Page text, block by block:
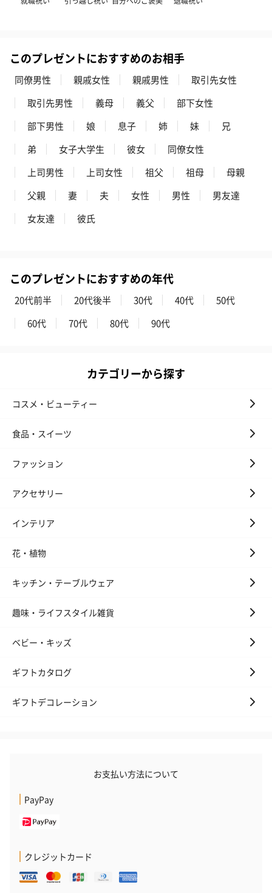
このプレゼントにおすすめのお相手
同僚男性 親戚女性 親戚男性
取引先女性
取引先男性
義母 義父
部下女性
部下男性
娘 息子 姉 妹
兄
弟
女子大学生 彼女
同僚女性
上司男性
上司女性 祖父 祖母
母親
父親
妻 夫 女性 男性
男友達
女友達
彼氏
このプレゼントにおすすめの年代
20代前半 20代後半 30代 40代
50代
60代
70代 80代 90代
カテゴリーから探す
コスメ・ビューティー
食品・スイーツ
ファッション
アクセサリー
インテリア
花・植物
キッチン・テーブルウェア
趣味・ライフスタイル雑貨
ベビー・キッズ
ギフトカタログ
ギフトデコレーション
お支払い方法について
PayPay
クレジットカード